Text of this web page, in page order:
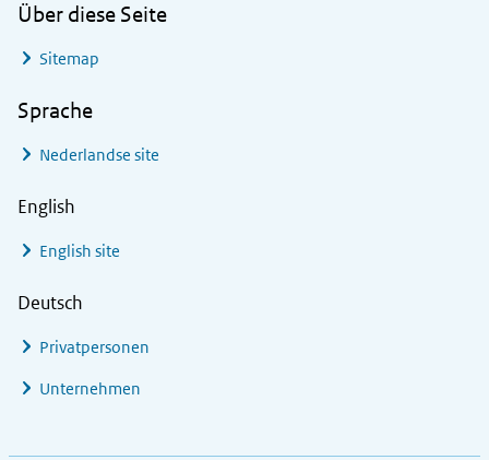
Über diese Seite
Sitemap
Sprache
Nederlandse site
English
English site
Deutsch
Privatpersonen
Unternehmen